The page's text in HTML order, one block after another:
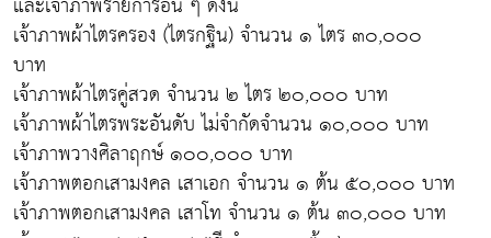
เจ้าภาพผ้าไตรครอง (ไตรกฐิน) จำนวน ๑ ไตร ๓๐,๐๐๐
บาท
เจ้าภาพผ้าไตรคู่สวด จำนวน ๒ ไตร ๒๐,๐๐๐ บาท
เจ้าภาพผ้าไตรพระอันดับ ไม่จำกัดจำนวน ๑๐,๐๐๐ บาท
เจ้าภาพวางศิลาฤกษ์ ๑๐๐,๐๐๐ บาท
เจ้าภาพตอกเสามงคล เสาเอก จำนวน ๑ ต้น ๕๐,๐๐๐ บาท
เจ้าภาพตอกเสามงคล เสาโท จำนวน ๑ ต้น ๓๐,๐๐๐ บาท